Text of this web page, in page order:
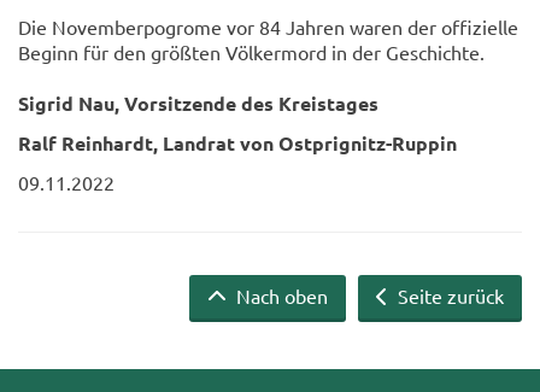
Die No­vem­ber­po­gro­me vor 84 Jah­ren waren der of­fi­zi­el­le
Be­ginn für den größ­ten Völ­ker­mord in der Ge­schich­te.
Sig­rid Nau, Vor­sit­zen­de des Kreis­ta­ges
Ralf Rein­hardt, Land­rat von Ostprignitz-​Ruppin
09.11.2022
Seite zurück
Nach oben